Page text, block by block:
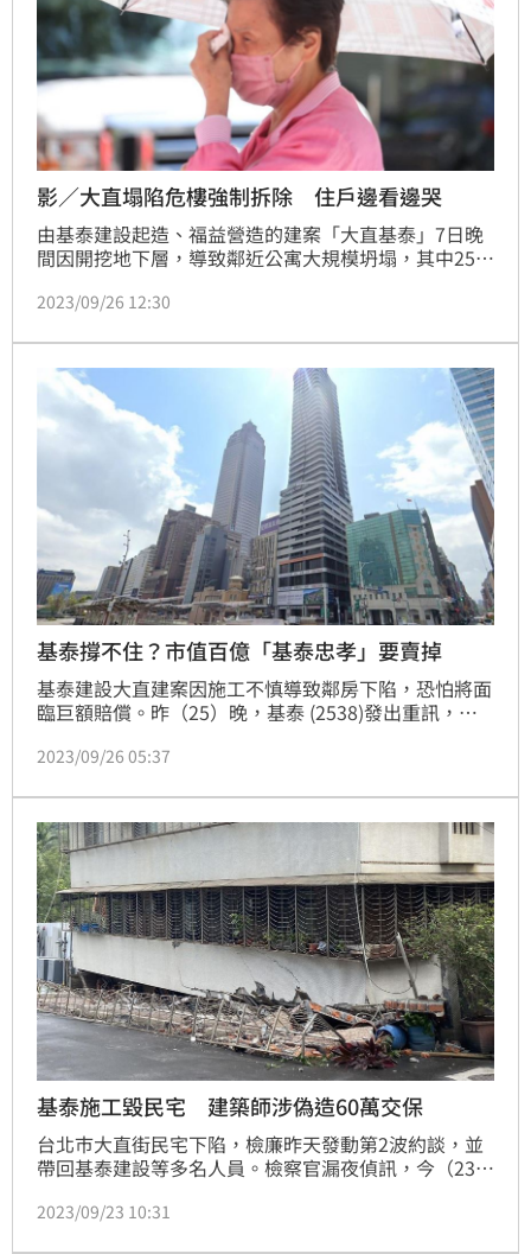
影／大直塌陷危樓強制拆除 住戶邊看邊哭
由基泰建設起造、福益營造的建案「大直基泰」7日晚
間因開挖地下層，導致鄰近公寓大規模坍塌，其中25戶
戶來現場觀看，不捨家園崩塌一度落淚。台北市副市長
原則上預訂10天內拆完。
2023/09/26 12:30
基泰撐不住？市值百億「基泰忠孝」要賣掉
基泰建設大直建案因施工不慎導致鄰房下陷，恐怕將面
臨巨額賠償。昨（25）晚，基泰 (2538)發出重訊，旗
場關注。
2023/09/26 05:37
基泰施工毀民宅 建築師涉偽造60萬交保
台北巿大直街民宅下陷，檢廉昨天發動第2波約談，並
帶回基泰建設等多名人員。檢察官漏夜偵訊，今（23）
德生60萬元交保。
2023/09/23 10:31